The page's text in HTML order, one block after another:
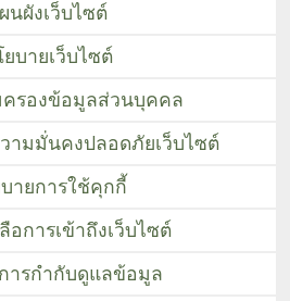
นผังเว็บไซต์
ยบายเว็บไซต์
รองข้อมูลส่วนบุคคล
ามมั่นคงปลอดภัยเว็บไซต์
ายการใช้คุกกี้
อการเข้าถึงเว็บไซต์
ารกำกับดูแลข้อมูล